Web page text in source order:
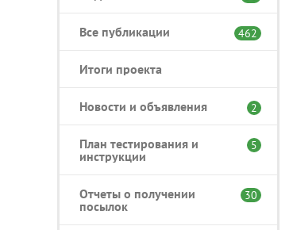
Все публикации 462
Итоги проекта
Новости и объявления 2
План тестирования и
инструкции
5
Отчеты о получении
посылок
30